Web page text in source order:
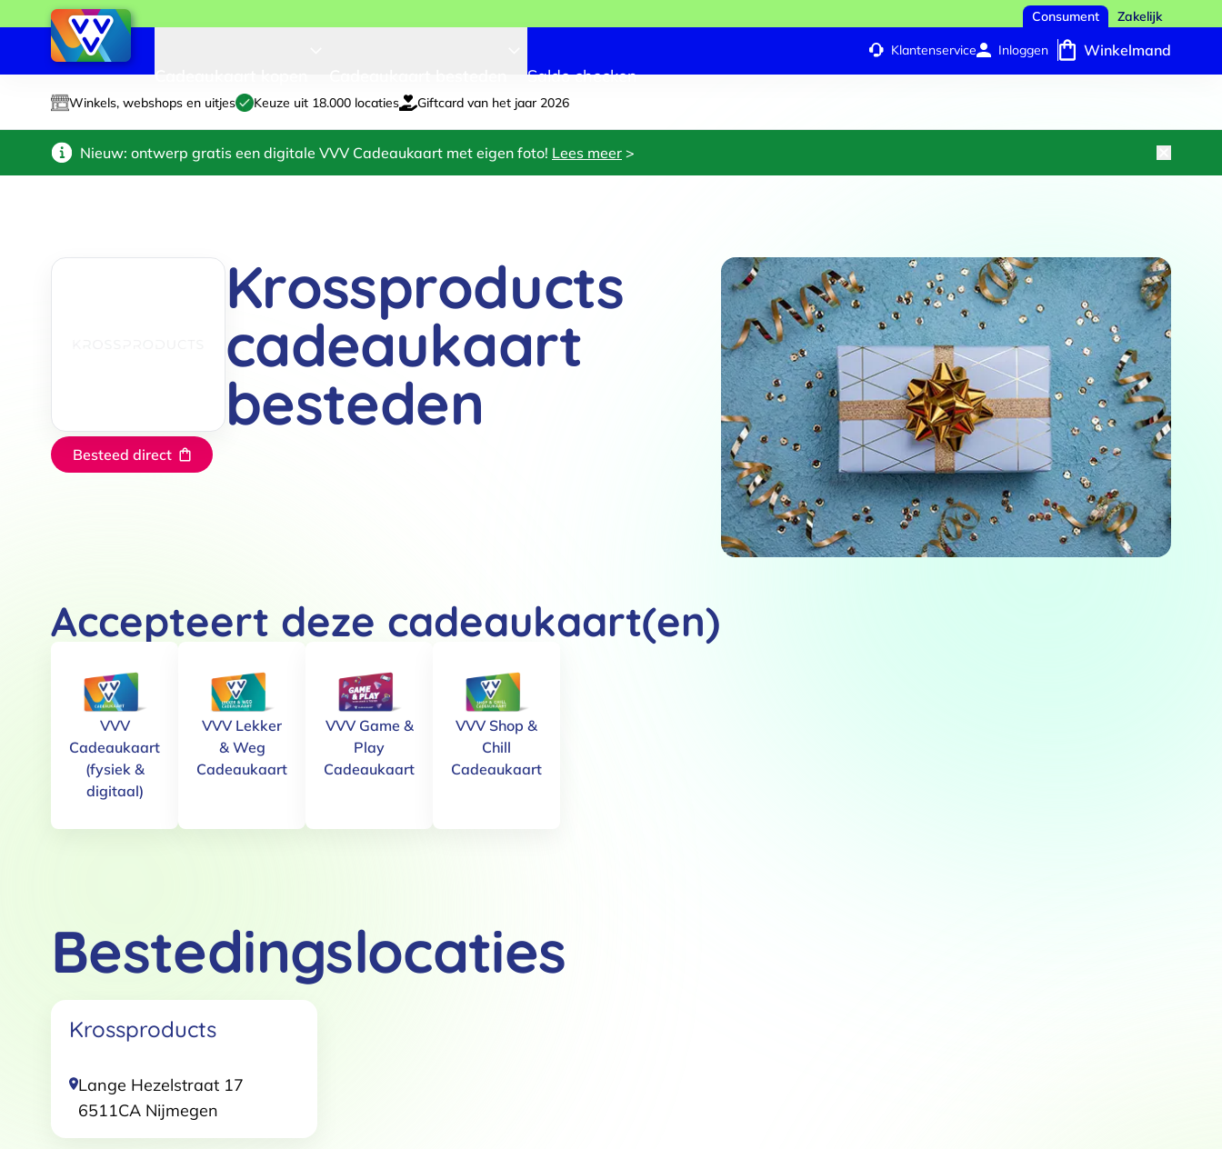
Toestemming
websiteverkeer te analyseren. Ook delen we informatie over jouw gebruik van onze site met onze partners voor social media,
Consument Zakelijk
Saldo checken
Klantenservice Inloggen Winkelmand
Winkels, webshops en uitjes Keuze uit 18.000 locaties Giftcard van het jaar 2026
Nieuw: ontwerp gratis een digitale VVV Cadeaukaart met eigen foto! Lees meer >
Krossproducts
cadeaukaart
besteden
Besteed direct
Accepteert deze cadeaukaart(en)
VVV
Cadeaukaart
(fysiek &
digitaal)
VVV Lekker
& Weg
Cadeaukaart
VVV Game &
Play
Cadeaukaart
VVV Shop &
Chill
Cadeaukaart
Bestedingslocaties
Krossproducts
Lange Hezelstraat 17
6511CA Nijmegen